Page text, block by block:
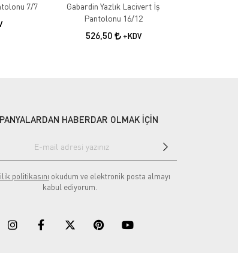
Gabardin Kışlık Gri İş Pantolonu 7/7
Gabardin Yazlık Lacivert İş
Pantolonu 16/12
526,50 +KDV
HABERDAR OLMAK İÇİN
politikasını okudum ve elektronik posta almayı
kabul ediyorum.